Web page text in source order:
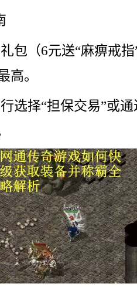
包（6元送“麻痹戒
高。
选择“担保交易”或